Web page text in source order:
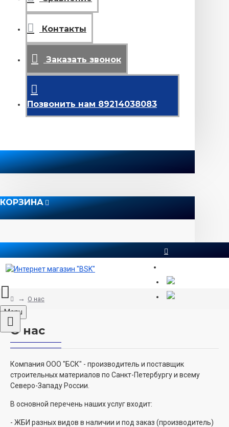
Контакты
Заказать звонок
Позвонить нам 89214038083
КОРЗИНА
Menu
О нас
О нас
Компания ООО "БСК" - производитель и поставщик
строительных материалов по Санкт-Петербургу и всему
Северо-Западу России.
В основной перечень наших услуг входит:
- ЖБИ разных видов в наличии и под заказ (производитель)